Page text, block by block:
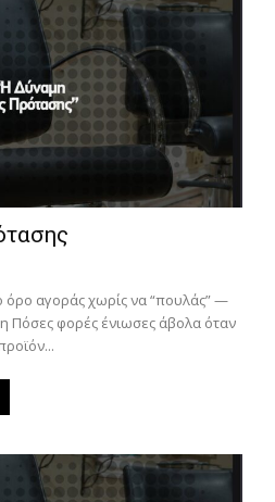
όρο αγοράς χωρίς να “πουλάς” —
Πόσες φορές ένιωσες άβολα όταν